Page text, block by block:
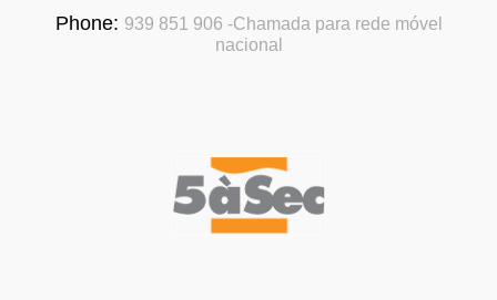
Phone: 939 851 906 -Chamada para rede móvel
nacional